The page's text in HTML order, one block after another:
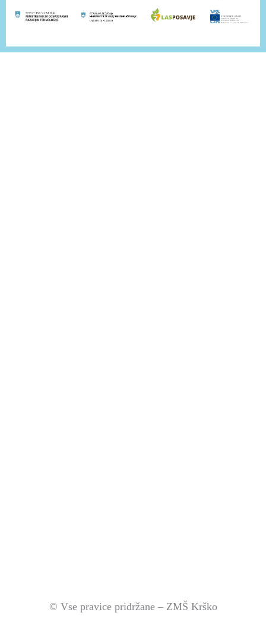
© Vse pravice pridržane – ZMŠ Krško